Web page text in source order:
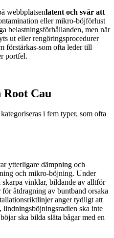
webbplatsenlatent och svår att
eller mikro-böjförlust
belastningsförhållanden, men när
ut eller rengöringsprocedurer
förstärkas-som ofta leder till
portfel.
Root Cau
i fem typer, som ofta
ytterligare dämpning och
och mikro-böjning. Under
vinklar, bildande av alltför
åtdragning av buntband orsaka
anger tydligt att
lindningsböjningsradien ska inte
ska bilda släta bågar med en